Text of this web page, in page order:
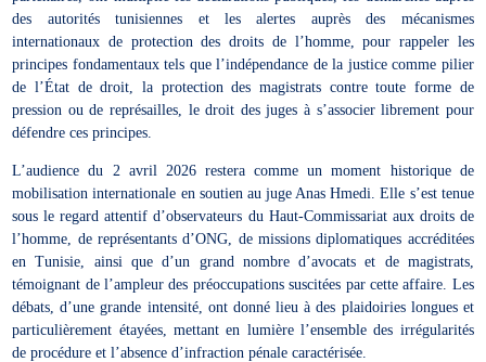
des autorités tunisiennes et les alertes auprès des mécanismes
internationaux de protection des droits de l’homme, pour rappeler les
principes fondamentaux tels que l’indépendance de la justice comme pilier
de l’État de droit, la protection des magistrats contre toute forme de
pression ou de représailles, le droit des juges à s’associer librement pour
défendre ces principes.
L’audience du 2 avril 2026 restera comme un moment historique de
mobilisation internationale en soutien au juge Anas Hmedi. Elle s’est tenue
sous le regard attentif d’observateurs du Haut-Commissariat aux droits de
l’homme, de représentants d’ONG, de missions diplomatiques accréditées
en Tunisie, ainsi que d’un grand nombre d’avocats et de magistrats,
témoignant de l’ampleur des préoccupations suscitées par cette affaire. Les
débats, d’une grande intensité, ont donné lieu à des plaidoiries longues et
particulièrement étayées, mettant en lumière l’ensemble des irrégularités
de procédure et l’absence d’infraction pénale caractérisée.